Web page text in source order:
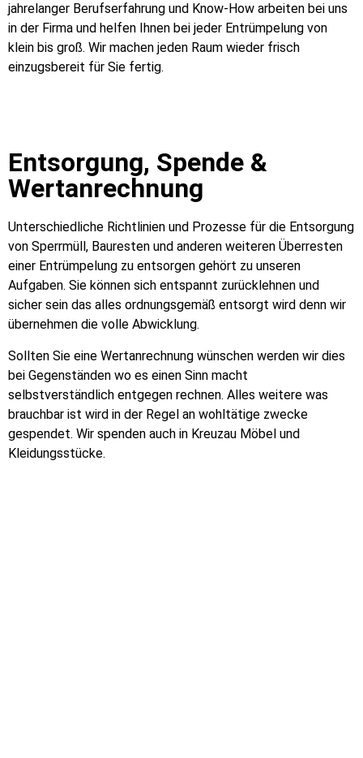
jahrelanger Berufserfahrung und Know-How arbeiten bei uns
in der Firma und helfen Ihnen bei jeder Entrümpelung von
klein bis groß. Wir machen jeden Raum wieder frisch
einzugsbereit für Sie fertig.
Entsorgung, Spende &
Wertanrechnung
Unterschiedliche Richtlinien und Prozesse für die Entsorgung
von Sperrmüll, Bauresten und anderen weiteren Überresten
einer Entrümpelung zu entsorgen gehört zu unseren
Aufgaben. Sie können sich entspannt zurücklehnen und
sicher sein das alles ordnungsgemäß entsorgt wird denn wir
übernehmen die volle Abwicklung.
Sollten Sie eine Wertanrechnung wünschen werden wir dies
bei Gegenständen wo es einen Sinn macht
selbstverständlich entgegen rechnen. Alles weitere was
brauchbar ist wird in der Regel an wohltätige zwecke
gespendet. Wir spenden auch in Kreuzau Möbel und
Kleidungsstücke.